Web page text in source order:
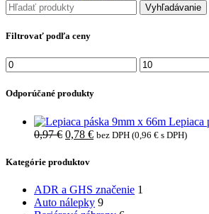
Vyhľadávanie
Filtrovať podľa ceny
Minimálna
cena
Maximálna
cena
Odporúčané produkty
Lepiaca
0,97€ Pôvodná
bola:
0,78 €Aktuálna
bez DPH (0,96 € s DPH)
Kategórie produktov
ADR a GHS značenie 1
Auto nálepky 9